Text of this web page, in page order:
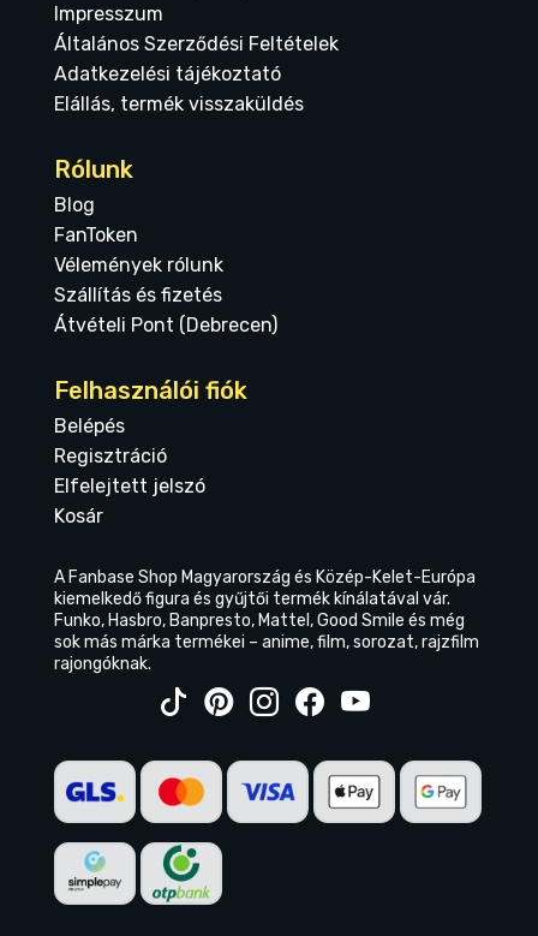
Impresszum
Általános Szerződési Feltételek
Adatkezelési tájékoztató
Elállás, termék visszaküldés
Rólunk
Blog
FanToken
Vélemények rólunk
Szállítás és fizetés
Átvételi Pont (Debrecen)
Felhasználói fiók
Belépés
Regisztráció
Elfelejtett jelszó
Kosár
A Fanbase Shop Magyarország és Közép-Kelet-Európa
kiemelkedő figura és gyűjtői termék kínálatával vár.
Funko, Hasbro, Banpresto, Mattel, Good Smile és még
sok más márka termékei – anime, film, sorozat, rajzfilm
rajongóknak.